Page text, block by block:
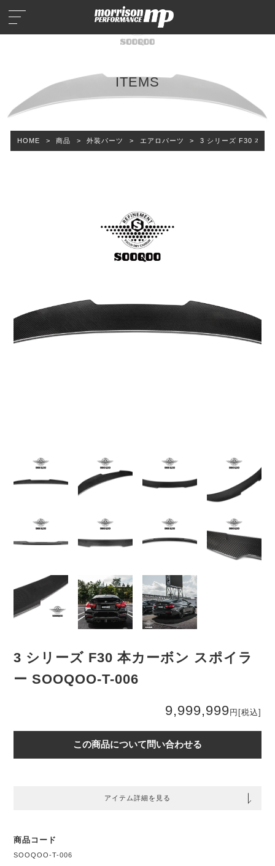
ITEMS
HOME > 商品 > 外装パーツ > エアロパーツ > 3 シリーズ F30 本カ
3 シリーズ F30 本カーボン スポイラ
ー SOOQOO-T-006
9,999,999円 [税込]
この商品について問い合わせる
アイテム詳細を見る
商品コード
SOOQOO-T-006